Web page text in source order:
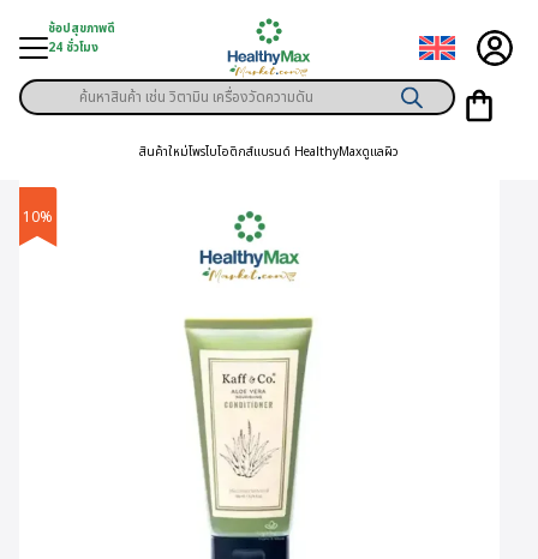
content
ช้อปสุขภาพดี
24 ชั่วโมง
มู่สินค้า
าพเฉพาะคุณ
Products
search
สินค้าใหม่โพรไบโอติกส์แบรนด์ HealthyMaxดูแลผิว
10%